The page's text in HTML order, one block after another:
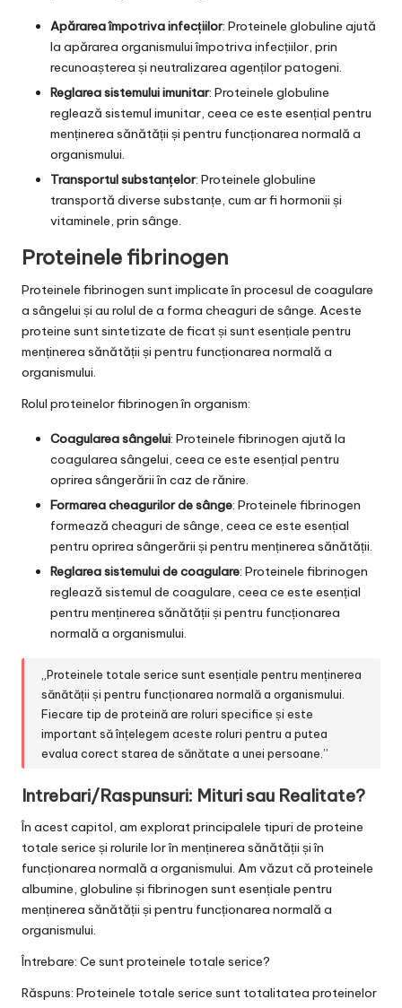
Apărarea împotriva infecțiilor: Proteinele globuline ajută
la apărarea organismului împotriva infecțiilor, prin
recunoașterea și neutralizarea agenților patogeni.
Reglarea sistemului imunitar: Proteinele globuline
reglează sistemul imunitar, ceea ce este esențial pentru
menținerea sănătății și pentru funcționarea normală a
organismului.
Transportul substanțelor: Proteinele globuline
transportă diverse substanțe, cum ar fi hormonii și
vitaminele, prin sânge.
Proteinele fibrinogen
Proteinele fibrinogen sunt implicate în procesul de coagulare
a sângelui și au rolul de a forma cheaguri de sânge. Aceste
proteine sunt sintetizate de ficat și sunt esențiale pentru
menținerea sănătății și pentru funcționarea normală a
organismului.
Rolul proteinelor fibrinogen în organism:
Coagularea sângelui: Proteinele fibrinogen ajută la
coagularea sângelui, ceea ce este esențial pentru
oprirea sângerării în caz de rănire.
Formarea cheagurilor de sânge: Proteinele fibrinogen
formează cheaguri de sânge, ceea ce este esențial
pentru oprirea sângerării și pentru menținerea sănătății.
Reglarea sistemului de coagulare: Proteinele fibrinogen
reglează sistemul de coagulare, ceea ce este esențial
pentru menținerea sănătății și pentru funcționarea
normală a organismului.
„Proteinele totale serice sunt esențiale pentru menținerea
sănătății și pentru funcționarea normală a organismului.
Fiecare tip de proteină are roluri specifice și este
important să înțelegem aceste roluri pentru a putea
evalua corect starea de sănătate a unei persoane.”
Intrebari/Raspunsuri: Mituri sau Realitate?
În acest capitol, am explorat principalele tipuri de proteine
totale serice și rolurile lor în menținerea sănătății și în
funcționarea normală a organismului. Am văzut că proteinele
albumine, globuline și fibrinogen sunt esențiale pentru
menținerea sănătății și pentru funcționarea normală a
organismului.
Întrebare: Ce sunt proteinele totale serice?
Răspuns: Proteinele totale serice sunt totalitatea proteinelor